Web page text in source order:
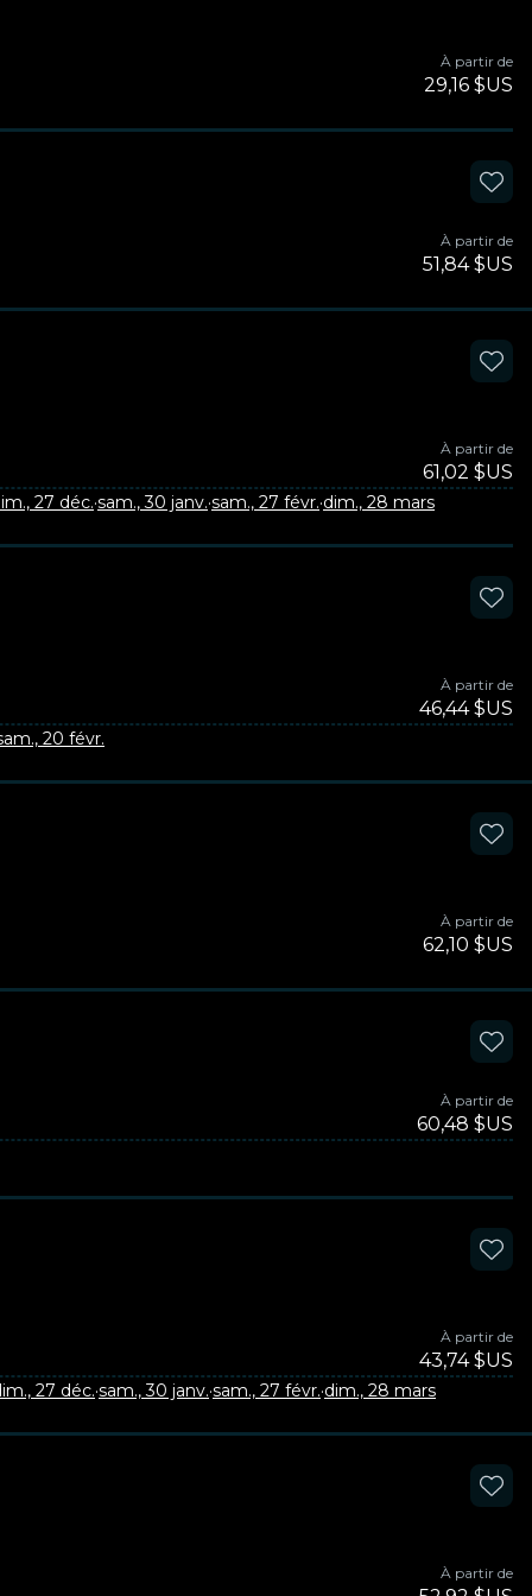
À partir de
29,16 $US
À partir de
51,84 $US
À partir de
61,02 $US
27 déc.·sam., 30 janv.·sam., 27 févr.·dim., 28 mars
À partir de
46,44 $US
20 févr.
À partir de
62,10 $US
À partir de
60,48 $US
À partir de
43,74 $US
27 déc.·sam., 30 janv.·sam., 27 févr.·dim., 28 mars
À partir de